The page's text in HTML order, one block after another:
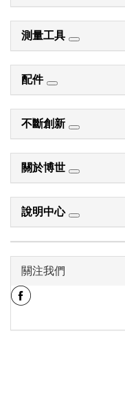
測量工具
配件
不斷創新
關於博世
說明中心
關注我們